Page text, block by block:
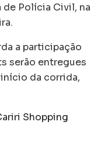
de Polícia Civil, na
a participação
serão entregues
da corrida,
Shopping